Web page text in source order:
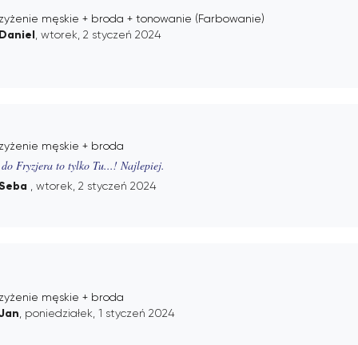
męskie + broda + tonowanie (Farbowanie)
Daniel , wtorek, 2 styczeń 2024
męskie + broda
Fryzjera to tylko Tu...! Najlepiej.
, wtorek, 2 styczeń 2024
męskie + broda
, poniedziałek, 1 styczeń 2024